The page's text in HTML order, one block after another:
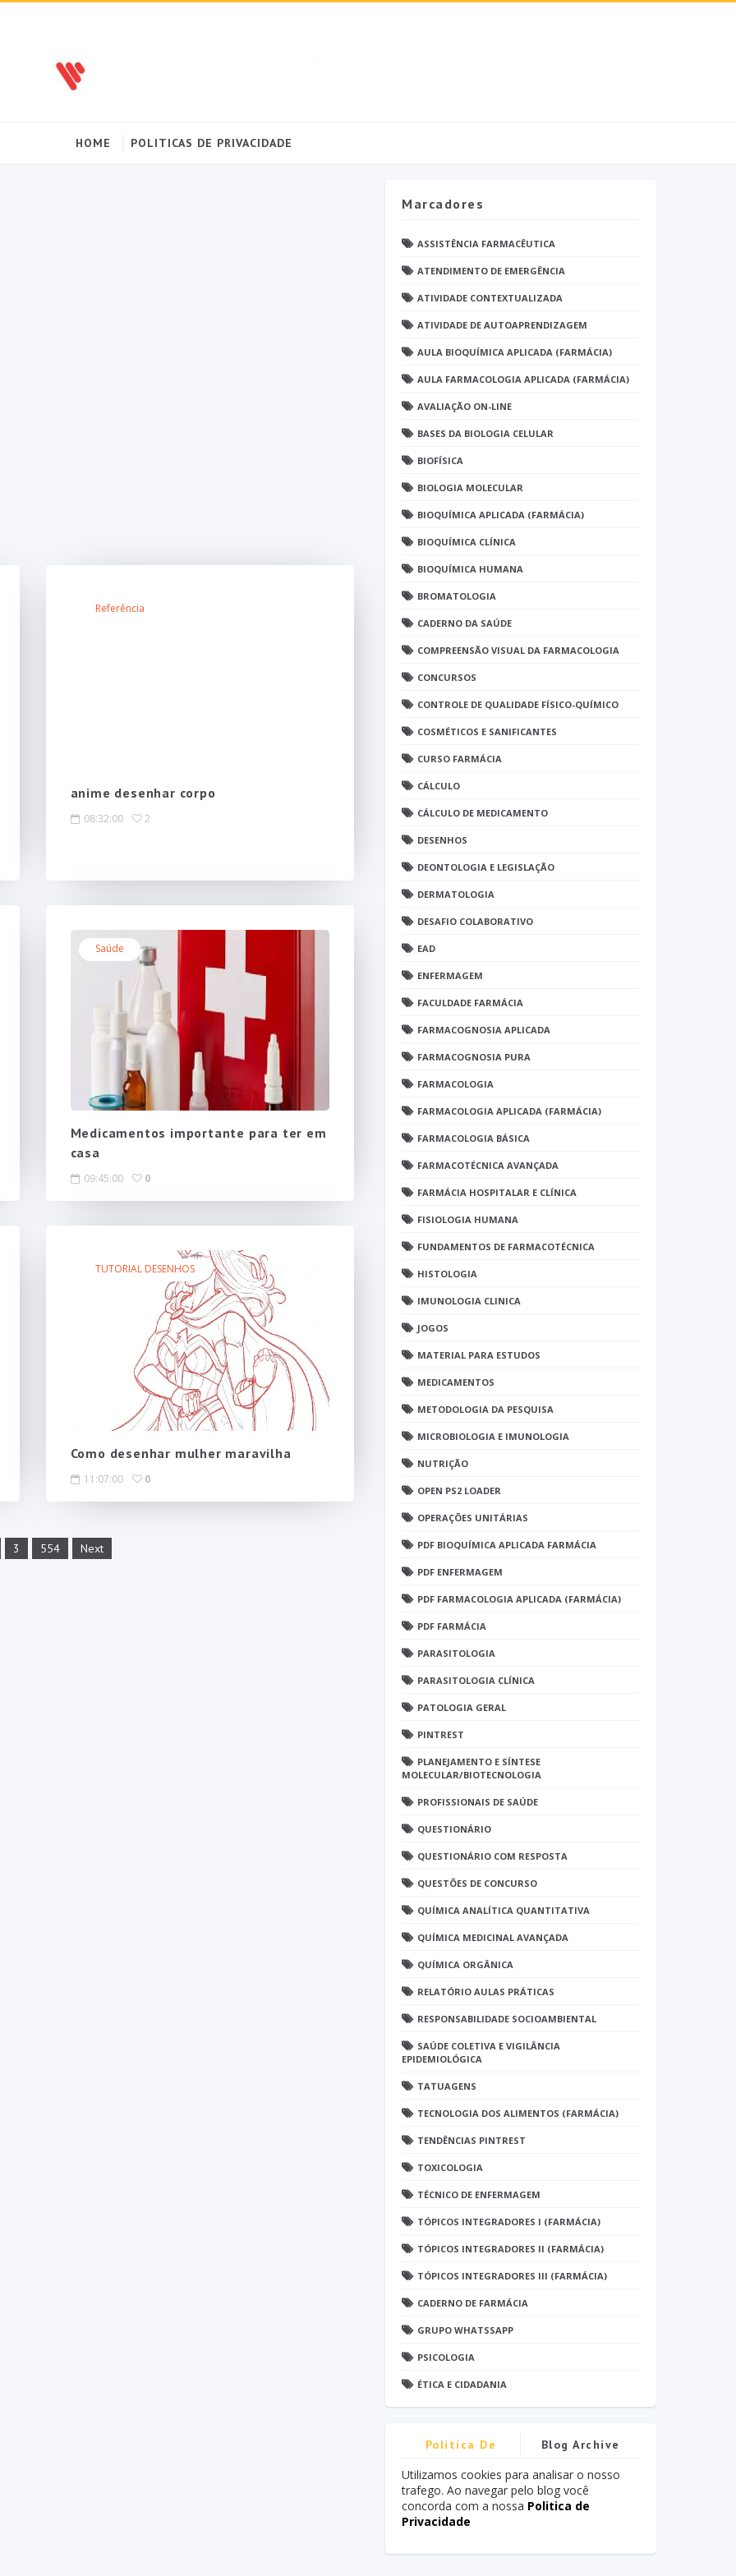
HOME POLITICAS DE PRIVACIDADE
Referência
anime desenhar corpo
08:32:00 2
Saúde
Medicamentos importante para ter em
casa
09:45:00 0
TUTORIAL DESENHOS
Como desenhar mulher maravilha
11:07:00 0
3 554 Next
Marcadores
ASSISTÊNCIA FARMACÊUTICA
ATENDIMENTO DE EMERGÊNCIA
ATIVIDADE CONTEXTUALIZADA
ATIVIDADE DE AUTOAPRENDIZAGEM
AULA BIOQUÍMICA APLICADA (FARMÁCIA)
AULA FARMACOLOGIA APLICADA (FARMÁCIA)
AVALIAÇÃO ON-LINE
BASES DA BIOLOGIA CELULAR
BIOFÍSICA
BIOLOGIA MOLECULAR
BIOQUÍMICA APLICADA (FARMÁCIA)
BIOQUÍMICA CLÍNICA
BIOQUÍMICA HUMANA
BROMATOLOGIA
CADERNO DA SAÚDE
COMPREENSÃO VISUAL DA FARMACOLOGIA
CONCURSOS
CONTROLE DE QUALIDADE FÍSICO-QUÍMICO
COSMÉTICOS E SANIFICANTES
CURSO FARMÁCIA
CÁLCULO
CÁLCULO DE MEDICAMENTO
DESENHOS
DEONTOLOGIA E LEGISLAÇÃO
DERMATOLOGIA
DESAFIO COLABORATIVO
EAD
ENFERMAGEM
FACULDADE FARMÁCIA
FARMACOGNOSIA APLICADA
FARMACOGNOSIA PURA
FARMACOLOGIA
FARMACOLOGIA APLICADA (FARMÁCIA)
FARMACOLOGIA BÁSICA
FARMACOTÉCNICA AVANÇADA
FARMÁCIA HOSPITALAR E CLÍNICA
FISIOLOGIA HUMANA
FUNDAMENTOS DE FARMACOTÉCNICA
HISTOLOGIA
IMUNOLOGIA CLINICA
JOGOS
MATERIAL PARA ESTUDOS
MEDICAMENTOS
METODOLOGIA DA PESQUISA
MICROBIOLOGIA E IMUNOLOGIA
NUTRIÇÃO
OPEN PS2 LOADER
OPERAÇÕES UNITÁRIAS
PDF BIOQUÍMICA APLICADA FARMÁCIA
PDF ENFERMAGEM
PDF FARMACOLOGIA APLICADA (FARMÁCIA)
PDF FARMÁCIA
PARASITOLOGIA
PARASITOLOGIA CLÍNICA
PATOLOGIA GERAL
PINTREST
PLANEJAMENTO E SÍNTESE
MOLECULAR/BIOTECNOLOGIA
PROFISSIONAIS DE SAÚDE
QUESTIONÁRIO
QUESTIONÁRIO COM RESPOSTA
QUESTÕES DE CONCURSO
QUÍMICA ANALÍTICA QUANTITATIVA
QUÍMICA MEDICINAL AVANÇADA
QUÍMICA ORGÂNICA
RELATÓRIO AULAS PRÁTICAS
RESPONSABILIDADE SOCIOAMBIENTAL
SAÚDE COLETIVA E VIGILÂNCIA
EPIDEMIOLÓGICA
TATUAGENS
TECNOLOGIA DOS ALIMENTOS (FARMÁCIA)
TENDÊNCIAS PINTREST
TOXICOLOGIA
TÉCNICO DE ENFERMAGEM
TÓPICOS INTEGRADORES I (FARMÁCIA)
TÓPICOS INTEGRADORES II (FARMÁCIA)
TÓPICOS INTEGRADORES III (FARMÁCIA)
CADERNO DE FARMÁCIA
GRUPO WHATSSAPP
PSICOLOGIA
ÉTICA E CIDADANIA
Politica De
Privacidade
Blog Archive
Utilizamos cookies para analisar o nosso
trafego. Ao navegar pelo blog você
concorda com a nossa Politica de
Privacidade